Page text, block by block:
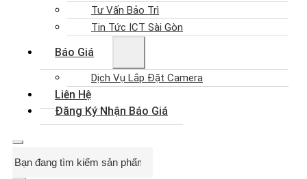
Tư Vấn Bảo Trì
Tin Tức ICT Sài Gòn
Báo Giá
Dịch Vụ Lắp Đặt Camera
Liên Hệ
Đăng Ký Nhận Báo Giá